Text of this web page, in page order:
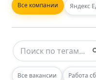
Все компании Яндекс
Все вакансии Работа